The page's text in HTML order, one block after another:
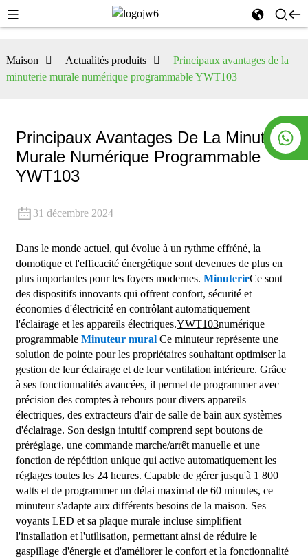
Maison Actualités produits
Principaux avantages de la
minuterie murale numérique programmable YWT103
Principaux Avantages De La Minuterie
Murale Numérique Programmable
YWT103
31 décembre 2024
Dans le monde actuel, qui évolue à un rythme effréné, la
domotique et l'efficacité énergétique sont devenues de plus en
plus importantes pour les foyers modernes. MinuterieCe sont
des dispositifs innovants qui offrent confort, sécurité et
économies d'électricité en contrôlant automatiquement
l'éclairage et les appareils électriques.YWT103numérique
programmable Minuteur muralCe minuteur représente une
solution de pointe pour les propriétaires souhaitant optimiser la
gestion de leur éclairage et de leur ventilation intérieure. Grâce
à ses fonctionnalités avancées, il permet de programmer avec
précision des comptes à rebours pour divers appareils
électriques, des extracteurs d'air de salle de bain aux systèmes
d'éclairage. Son design intuitif comprend sept boutons de
préréglage, une commande marche/arrêt manuelle et une
fonction de répétition unique qui active automatiquement les
réglages toutes les 24 heures. Capable de gérer jusqu'à 1 800
watts et de programmer un délai maximal de 60 minutes, ce
minuteur s'adapte aux différents besoins de la maison. Ses
voyants LED et sa plaque murale incluse simplifient
l'installation et l'utilisation, permettant ainsi de réduire le
gaspillage d'énergie et d'améliorer le confort et la fonctionnalité